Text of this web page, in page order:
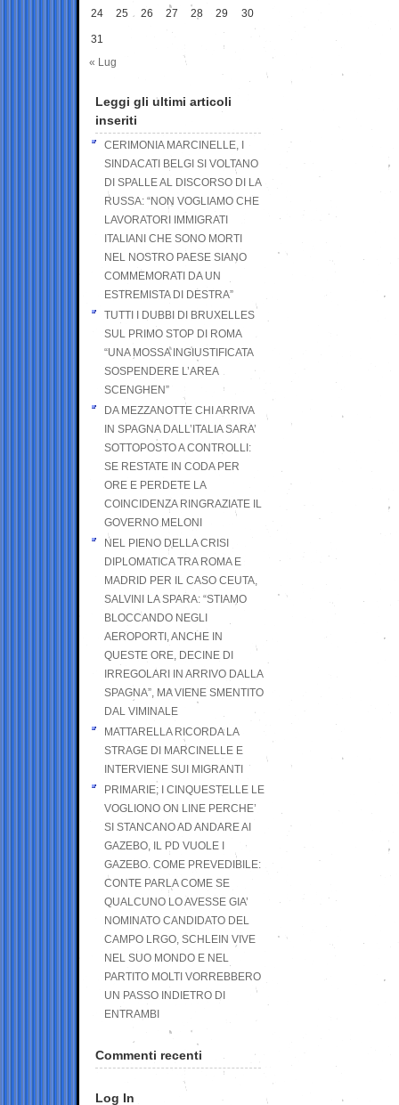
24 25 26 27 28 29 30
31
« Lug
Leggi gli ultimi articoli
inseriti
CERIMONIA MARCINELLE, I
SINDACATI BELGI SI VOLTANO
DI SPALLE AL DISCORSO DI LA
RUSSA: “NON VOGLIAMO CHE
LAVORATORI IMMIGRATI
ITALIANI CHE SONO MORTI
NEL NOSTRO PAESE SIANO
COMMEMORATI DA UN
ESTREMISTA DI DESTRA”
TUTTI I DUBBI DI BRUXELLES
SUL PRIMO STOP DI ROMA
“UNA MOSSA INGIUSTIFICATA
SOSPENDERE L’AREA
SCENGHEN”
DA MEZZANOTTE CHI ARRIVA
IN SPAGNA DALL’ITALIA SARA’
SOTTOPOSTO A CONTROLLI:
SE RESTATE IN CODA PER
ORE E PERDETE LA
COINCIDENZA RINGRAZIATE IL
GOVERNO MELONI
NEL PIENO DELLA CRISI
DIPLOMATICA TRA ROMA E
MADRID PER IL CASO CEUTA,
SALVINI LA SPARA: “STIAMO
BLOCCANDO NEGLI
AEROPORTI, ANCHE IN
QUESTE ORE, DECINE DI
IRREGOLARI IN ARRIVO DALLA
SPAGNA”, MA VIENE SMENTITO
DAL VIMINALE
MATTARELLA RICORDA LA
STRAGE DI MARCINELLE E
INTERVIENE SUI MIGRANTI
PRIMARIE; I CINQUESTELLE LE
VOGLIONO ON LINE PERCHE’
SI STANCANO AD ANDARE AI
GAZEBO, IL PD VUOLE I
GAZEBO. COME PREVEDIBILE:
CONTE PARLA COME SE
QUALCUNO LO AVESSE GIA’
NOMINATO CANDIDATO DEL
CAMPO LRGO, SCHLEIN VIVE
NEL SUO MONDO E NEL
PARTITO MOLTI VORREBBERO
UN PASSO INDIETRO DI
ENTRAMBI
Commenti recenti
Log In